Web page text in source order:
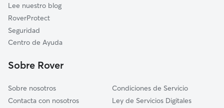
Frigiliana
Vélez-Málaga
Canillas de Aceituno
Nerja
Lee nuestro blog
RoverProtect
Seguridad
Centro de Ayuda
Sobre Rover
Sobre nosotros
Contacta con nosotros
Condiciones de Servicio
Ley de Servicios Digitales